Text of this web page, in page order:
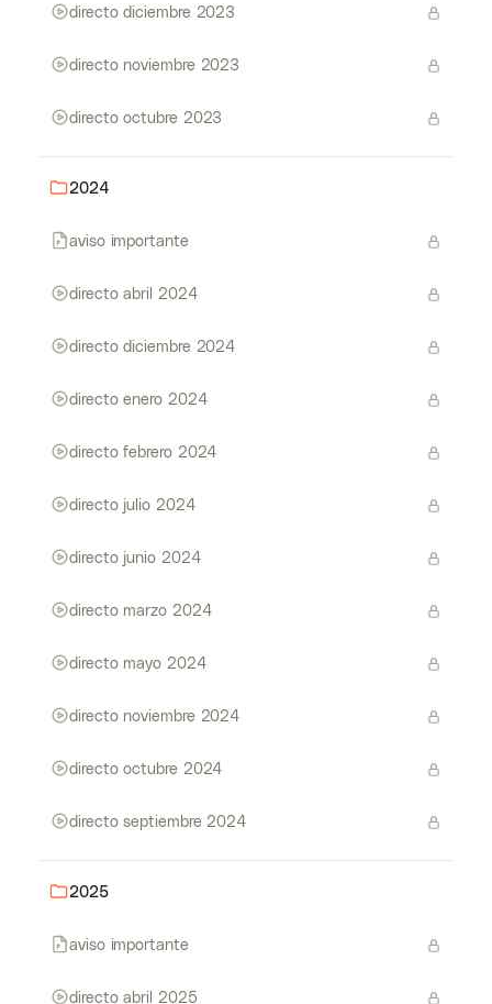
directo diciembre 2023
directo noviembre 2023
directo octubre 2023
2024
aviso importante
directo abril 2024
directo diciembre 2024
directo enero 2024
directo febrero 2024
directo julio 2024
directo junio 2024
directo marzo 2024
directo mayo 2024
directo noviembre 2024
directo octubre 2024
directo septiembre 2024
2025
aviso importante
directo abril 2025